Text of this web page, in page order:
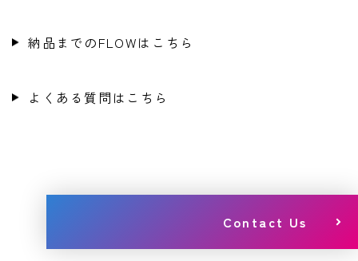
納品までのFLOWはこちら
よくある質問はこちら
Contact Us